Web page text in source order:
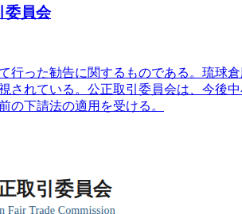
委員会
った勧告に関するものである。琉球
れている。公正取引委員会は、今後
の下請法の適用を受ける。